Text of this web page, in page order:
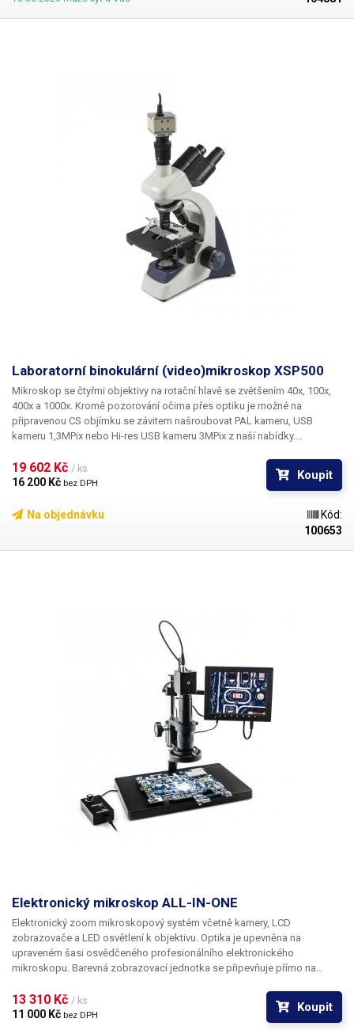
napájecí zdroj 12V. Ukázky z mikroskopu
přičemž v případě potřeby
integrovaný měřicí software, který funguje nezávisle na počítači.Pomocí
možnost kalibrace podle typu použité optiky a zvoleného zvětšení.
Kalibrace se ukládají přímo do paměti kamery, takže zůstávají zachovány
i po jejím vypnutí. Díky tomu pak zakreslené útvary přesně odpovídají
skutečným rozměrům a výsledná měření jsou plně spolehlivá pro
laboratorní i průmyslové použití. Optická část je tvořena zoom
plynule nastavitelným zvětšením,
stabilním stojanu s velkým pracovním prostorem. V kombinaci s
dodávaným 27" 4K monitorem dosahuje systém celkového zvětšení v
při komfortní pracovní vzdálenosti kolem 80 mm.
Maximální výška optiky nad základnou je 260 mm, takže lze pohodlně
pozorovat i objemnější předměty do výšky přibližně 180 mm.
s 56 diodami a možností regulace
intenzity. Osvětlení zajišťuje rovnoměrné a jasné nasvícení
pozorovaného objektu, díky čemuž jsou detaily zobrazeny s maximální
výukových laboratořích, výzkumných pracovištích i v biologii a medicíně
pro dokumentaci a analýzu vzorků.
Výhodou je jednoduché ovládání,
vysoká přesnost měření, možnost ukládání výsledků přímo na USB
paměť
a kompatibilita se širokou nabídkou příslušenství. Tento ALL-IN-
ONE systém šetří čas i náklady – nemusíte řešit jednotlivé komponenty,
vše je sestaveno a připraveno k okamžitému použití.
Obsah balení:
kamera, optika se základnou a stativem, osvětlení, myš, kabeláž
Laboratorní binokulární (video)mikroskop XSP500
Mikroskop se čtyřmi objektivy na rotační hlavě se zvětšením 40x, 100x,
400x a 1000x. Kromě pozorování očima přes optiku je možné na
připravenou CS objímku se závitem našroubovat PAL kameru, USB
kameru 1,3MPix nebo Hi-res USB kameru 3MPix z naší nabídky.
uchycena na nezávislém okuláru a nikterak neovlivňuje pozorování.
19 602 Kč / ks
16 200 Kč bez DPH
Koupit
Na objednávku
Kód:
100653
Elektronický mikroskop ALL-IN-ONE
Elektronický zoom mikroskopový systém včetně kamery, LCD
zobrazovače a LED osvětlení k objektivu. Optika je upevněna na
upraveném šasi osvědčeného profesionálního elektronického
mikroskopu. Barevná zobrazovací jednotka se připevňuje přímo na
celek, který vám na stole nezabere více místa, než je nutné.
K dokonalému osvětlení snímaného povrchu slouží kruhová LED lampa
13 310 Kč / ks
11 000 Kč bez DPH
Koupit